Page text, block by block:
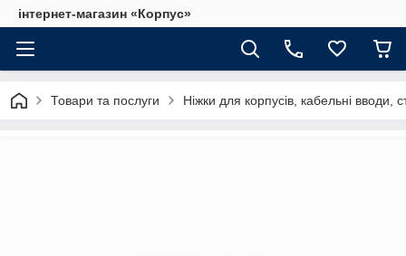
інтернет-магазин «Корпус»
Товари та послуги Ніжки для корпусів, кабельні вводи,